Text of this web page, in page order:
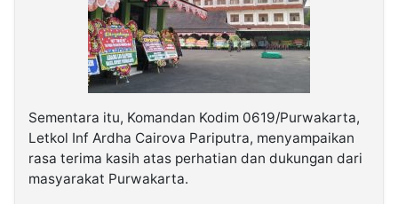
Sementara itu, Komandan Kodim 0619/Purwakarta,
Letkol Inf Ardha Cairova Pariputra, menyampaikan
rasa terima kasih atas perhatian dan dukungan dari
masyarakat Purwakarta.